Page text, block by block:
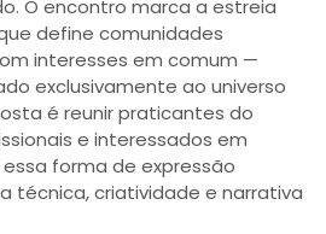
O encontro marca a estreia
define comunidades
interesses em comum —
exclusivamente ao universo
é reunir praticantes do
e interessados em
forma de expressão
técnica, criatividade e narrativa